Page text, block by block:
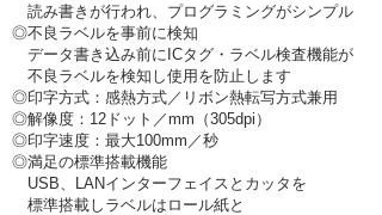
読み書きが行われ、 プログラミングがシンプル
◎不良ラベルを事前に検知
データ書き込み前にICタグ・ラベル検査機能が
不良ラベルを検知し使用を防止します
◎印字方式：感熱方式／リボン熱転写方式兼用
◎解像度：12 ドット／mm （305dpi）
◎印字速度： 最大100mm／秒
◎満足の標準搭載機能
USB、LANインターフェイスとカッタを
標準搭載し ラベルはロール紙と